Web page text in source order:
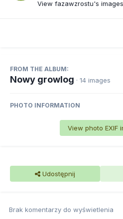
View fazawzrostu's images
FROM THE ALBUM:
Nowy growlog · 14 images
PHOTO INFORMATION
View photo EXIF
Udostępnij
Brak komentarzy do wyświetlenia